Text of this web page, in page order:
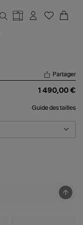
Partager
1 490,00 €
Guide des tailles